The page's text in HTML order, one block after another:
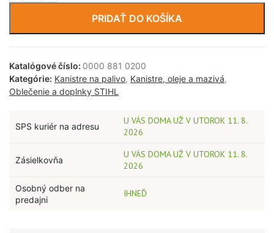
PRIDAŤ DO KOŠÍKA
Katalógové číslo: 0000 881 0200
Kategórie: Kanistre na palivo, Kanistre, oleje a mazivá,
Oblečenie a doplnky STIHL
SPS kuriér na adresu
U VÁS DOMA UŽ V UTOROK 11. 8.
2026
Zásielkovňa
U VÁS DOMA UŽ V UTOROK 11. 8.
2026
Osobný odber na
predajni
IHNEĎ